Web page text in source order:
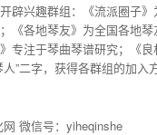
辟兴趣群组：《流派圈子
《各地琴友》为全国各地
专注于琴曲琴谱研究；《
”二字，获得各群组的加入
微信号：yiheqinshe